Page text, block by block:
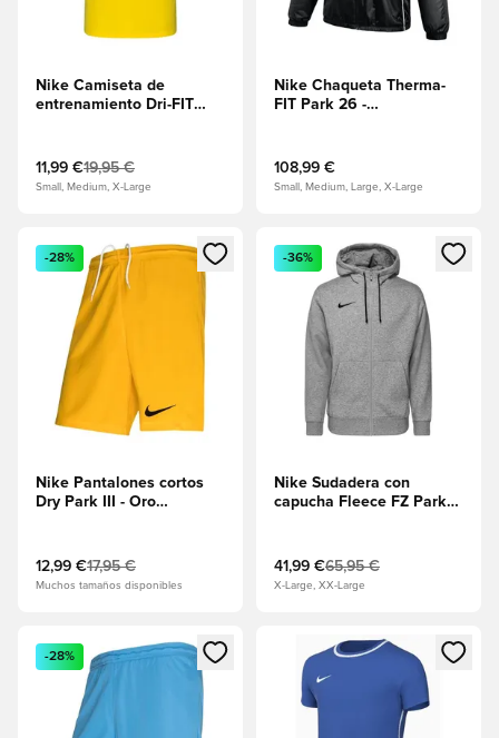
Nike Camiseta de
entrenamiento Dri-FIT
11,99 €19,95 €
Small, Medium, X-Large
Nike Chaqueta Therma-
FIT Park 26 -
108,99 €
Small, Medium, Large, X-Large
Abre un modal para iniciar sesión o registrarse como
-28%
Nike Pantalones cortos
Dry Park III - Oro
12,99 €17,95 €
Muchos tamaños disponibles
Abre un modal para iniciar
-36%
Nike Sudadera con
capucha Fleece FZ Park
41,99 €65,95 €
X-Large, XX-Large
Abre un modal para iniciar sesión o registrarse como
-28%
Abre un modal para iniciar